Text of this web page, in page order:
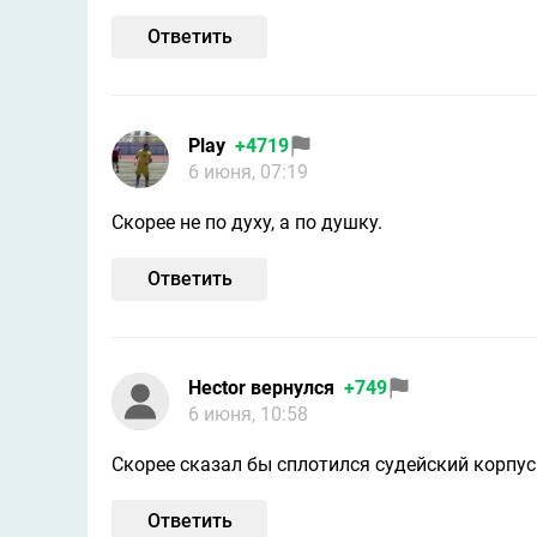
Ответить
Play +4719
6 июня, 07:19
Скорее не по духу, а по душку.
Ответить
Hector вернулся +749
6 июня, 10:58
Скорее сказал бы сплотился судейский корпус
Ответить